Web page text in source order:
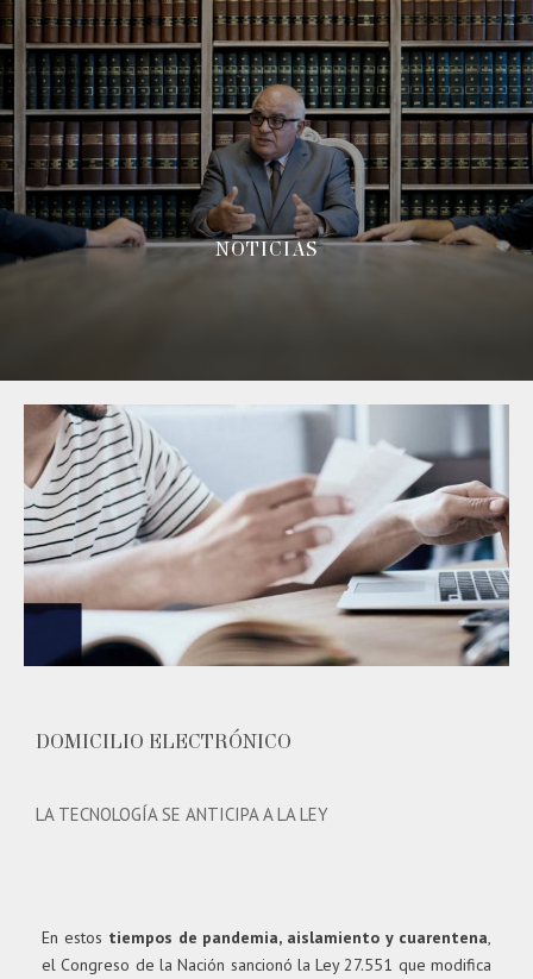
NOTICIAS
DOMICILIO ELECTRÓNICO
LA TECNOLOGÍA SE ANTICIPA A LA LEY
En estos tiempos de pandemia, aislamiento y cuarentena,
el Congreso de la Nación sancionó la Ley 27.551 que modifica